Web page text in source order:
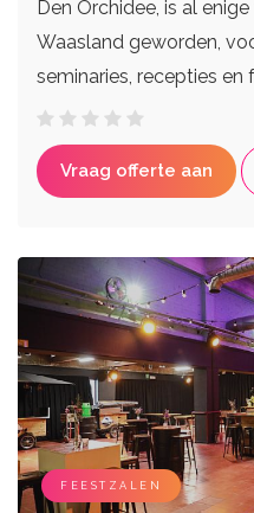
Den Orchidee, is al
Waasland geworden,
seminaries, recepties en
Vraag offerte aan
FEESTZALEN